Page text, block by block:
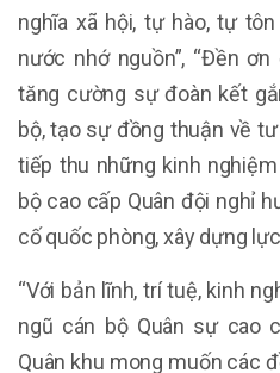
nghĩa xã hội, tự hào, tự
nước nhớ nguồn”, “Đền
tăng cường sự đoàn kết
bộ, tạo sự đồng thuận về
tiếp thu những kinh
bộ cao cấp Quân đội nghỉ
cố quốc phòng, xây dựng
“Với bản lĩnh, trí tuệ, kinh
ngũ cán bộ Quân sự cao
Quân khu mong muốn các